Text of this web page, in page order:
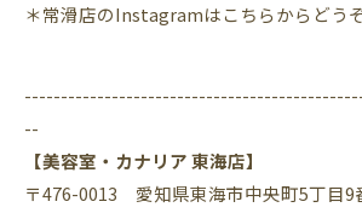
＊常滑店のInstagramはこちらからどう
--
【美容室・カナリア 東海店】
〒476-0013 愛知県東海市中央町5丁目9